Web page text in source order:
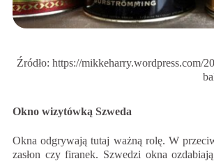
Źródło: https://mikkeharry.wordpress.com/
Okno wizytówką Szweda
Okna odgrywają tutaj ważną rolę. W
zasłon czy firanek. Szwedzi okna